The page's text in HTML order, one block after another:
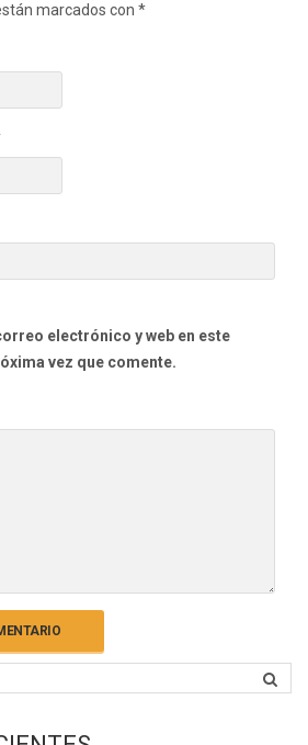
marcados con *
electrónico y web en este
vez que comente.